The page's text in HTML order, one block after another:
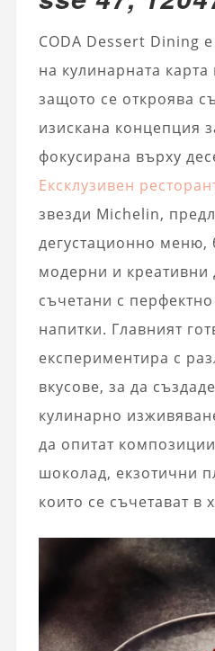
CODA Dessert Dining
на кулинарната
защото се откроява
изискана концепция
фокусирана върху
Ексклузивен
звезди Michelin,
дегустационно меню,
модерни и креативни
съчетани с
напитки. Главният
експериментира с
вкусове, за да
кулинарно
да опитат
шоколад, екзотични
които се съчетават